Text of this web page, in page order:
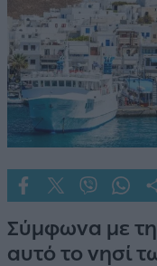
Σύμφωνα με τη
αυτό το νησί